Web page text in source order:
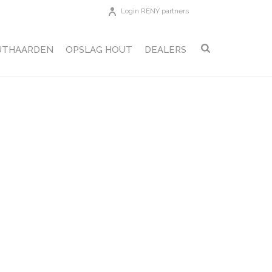
Login RENY partners
OPSLAG HOUT DEALERS